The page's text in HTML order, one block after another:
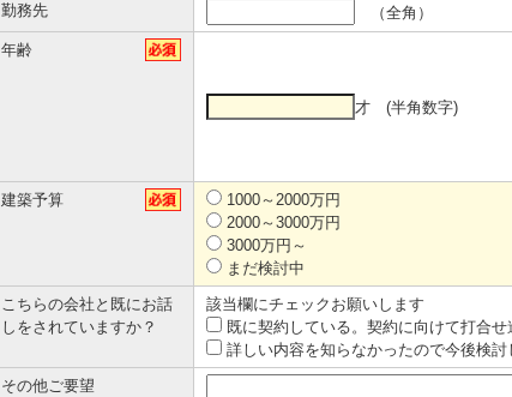
勤務先
（全角）
年齢
才 (半角数字)
建築予算
1000～2000万円
2000～3000万円
3000万円～
まだ検討中
こちらの会社と既にお話
しをされていますか？
該当欄にチェックお願いします
既に契約している。契約に向けて打合せ
詳しい内容を知らなかったので今後検
その他ご要望